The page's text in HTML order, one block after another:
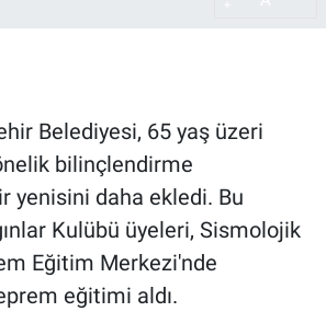
Belediyesi, 65 yaş üzeri
bilinçlendirme
yenisini daha ekledi. Bu
Kulübü üyeleri, Sismolojik
Eğitim Merkezi'nde
eğitimi aldı.